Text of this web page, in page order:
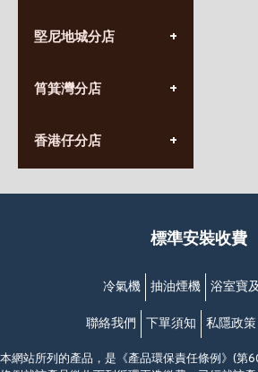
營業時間:
九龍太子太子道西141號
堅尼地城分店
營業時間:
香港堅尼地城卑路乍街
(堅尼地城地鐵站B出口)
筲箕灣分店
營業時間:
(10:00am-20:30pm)
香港仔分店
營業時間:
香港香港仔成都道20-28號
(黃竹坑地鐵站轉4M專線小巴)
標準安裝收費
冷氣機 抽油煙機 浴室寶
聯絡我們 下單須知 私隱政策
本網站所列的產品，是《產品環保責任條例》(第